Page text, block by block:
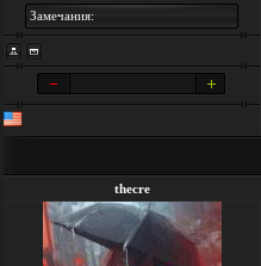
Замечания:
thecre